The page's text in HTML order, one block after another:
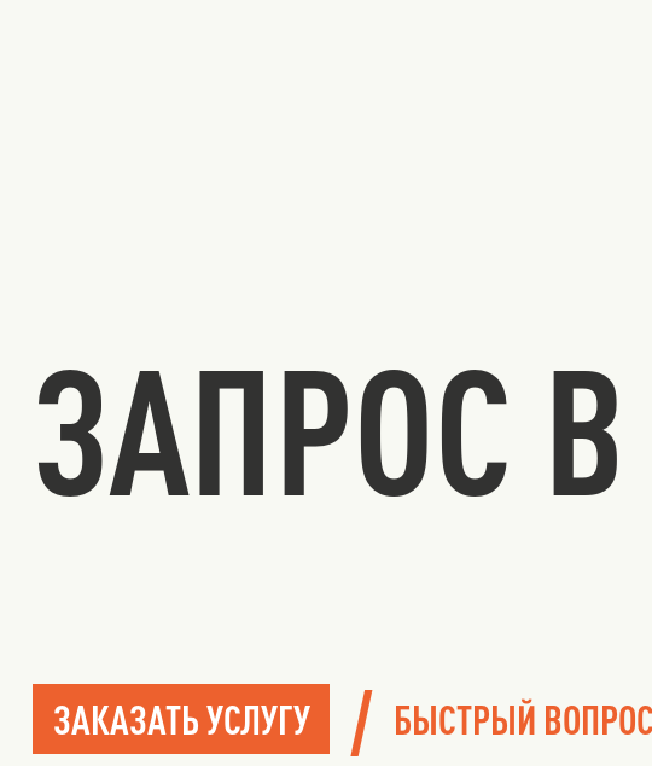
ЗАПРОС
ЗАКАЗАТЬ УСЛУГУ / БЫСТРЫЙ ВОПРОС